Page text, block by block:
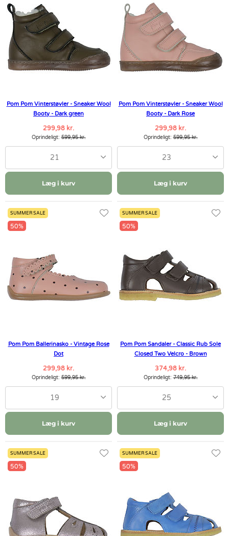
Pom Pom Vinterstøvler - Sneaker Wool
Booty - Dark green
299,98 kr.
Oprindeligt:599,95 kr.
21
Læg i kurv
Pom Pom Vinterstøvler - Sneaker Wool
Booty - Dark Rose
299,98 kr.
Oprindeligt:599,95 kr.
23
Læg i kurv
SUMMER SALE
50%
Pom Pom Ballerinasko - Vintage Rose
Dot
299,98 kr.
Oprindeligt:599,95 kr.
19
Læg i kurv
SUMMER SALE
50%
Pom Pom Sandaler - Classic Rub Sole
Closed Two Velcro - Brown
374,98 kr.
Oprindeligt:749,95 kr.
25
Læg i kurv
SUMMER SALE
50%
SUMMER SALE
50%